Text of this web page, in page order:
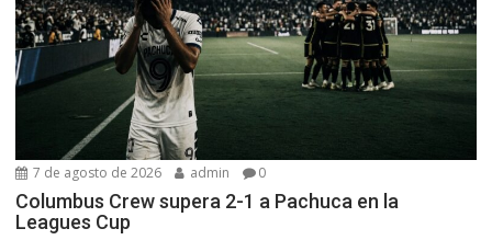
7 de agosto de 2026 admin 0
Columbus Crew supera 2-1 a Pachuca en la
Leagues Cup